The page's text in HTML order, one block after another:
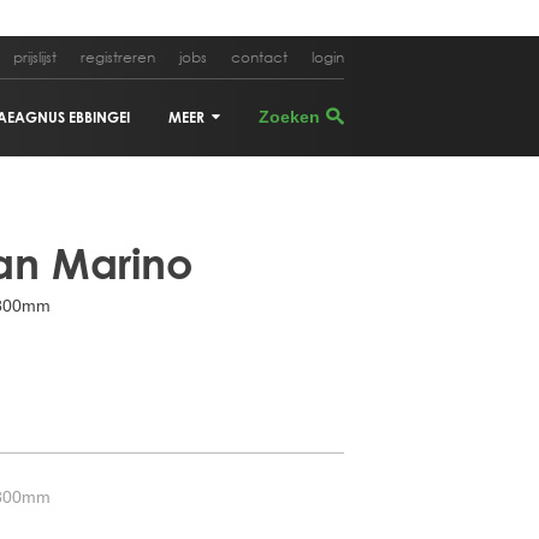
prijslijst registreren jobs contact login
EBBINGEI MEER
OLEA EUROPEA
Marino